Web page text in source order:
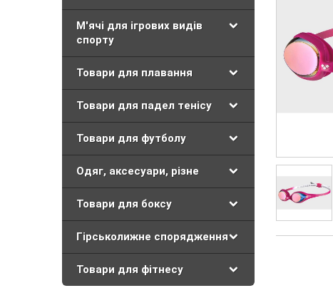
М'ячі для ігрових видів
спорту
Товари для плавання
Товари для падел тенісу
Товари для футболу
Одяг, аксесуари, різне
Товари для боксу
Гірськолижне спорядження
Товари для фітнесу